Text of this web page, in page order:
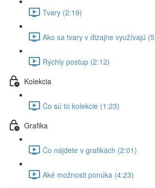
Tvary (2:19)
Ako sa tvary v dizajne využívajú
Rýchly postup (2:12)
Kolekcia
Čo sú to kolekcie (1:23)
Grafika
Čo nájdete v grafikách (2:01)
Aké možnosti ponúka (4:23)